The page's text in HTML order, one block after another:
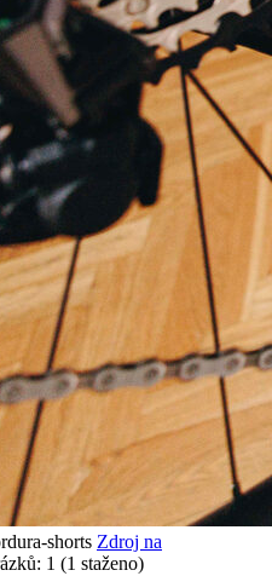
shorts Zdroj na
1 (1 staženo)